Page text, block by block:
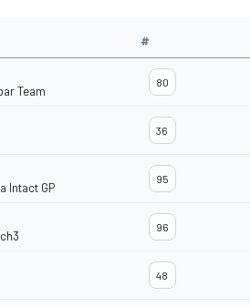
#
Team
80
36
Intact GP
95
96
48